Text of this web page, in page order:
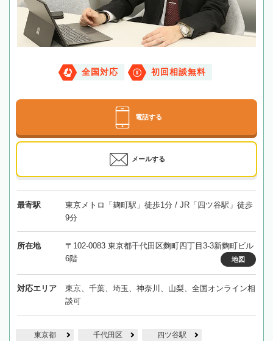
全国対応 初回相談無料
電話する
メールする
最寄駅
東京メトロ「麹町駅」徒歩1分 / JR「四ツ谷駅」徒歩
9分
所在地
〒102-0083 東京都千代田区麴町四丁目3-3新麴町ビル
6階
地図
対応エリア
東京、千葉、埼玉、神奈川、山梨、全国オンライン相
談可
東京都 千代田区 四ツ谷駅